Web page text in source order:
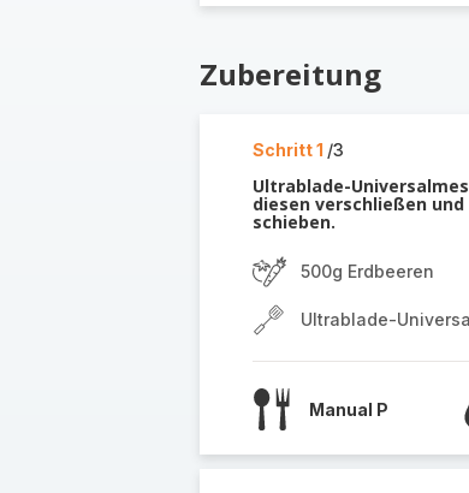
Zubereitung
Schritt 1 /3
Ultrablade-
diesen verschließen
schieben.
500g Erdbeeren
Ultrablade-
Manual P